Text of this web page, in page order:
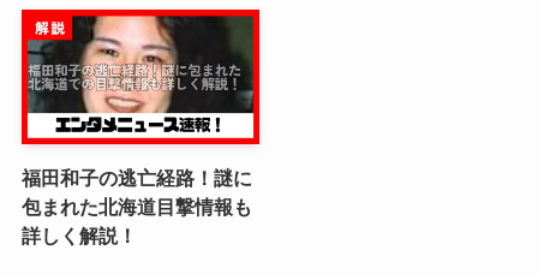
福田和子の逃亡経路！謎に
包まれた北海道目撃情報も
詳しく解説！